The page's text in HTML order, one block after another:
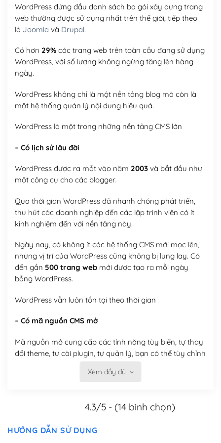
WordPress đứng đầu danh sách ba gói xây dựng trang
web thường được sử dụng nhất trên thế giới, tiếp theo
là Joomla và Drupal.
Có hơn 29%các trang web trên toàn cầu đang sử dụng
WordPress, với số lượng không ngừng tăng lên hàng
ngày.
WordPress không chỉ là một nền tảng blog mà còn là
một hệ thống quản lý nội dung hiệu quả.
WordPress là một trong những nền tảng CMS lớn
– Có lịch sử lâu đời
WordPress được ra mắt vào năm 2003và bắt đầu như
một công cụ cho các blogger.
Qua thời gian WordPress đã nhanh chóng phát triển,
thu hút các doanh nghiệp đến các lập trình viên có ít
kinh nghiệm đến với nền tảng này.
Ngày nay, có không ít các hệ thống CMS mới mọc lên,
nhưng vị trí của WordPress cũng không bị lung lay. Có
đến gần 500 trang webmới được tạo ra mỗi ngày
bằng WordPress.
WordPress vẫn luôn tồn tại theo thời gian
– Có mã nguồn CMS mở
Mã nguồn mở cung cấp các tính năng tùy biến, tự thay
đổi theme, tự cài plugin, tự quản lý, bạn có thể tùy chỉnh
Có thể tùy biến trên website WordPress
Xem đầy đủ
4.3/5 - (14 bình chọn)
HƯỚNG DẪN SỬ DỤNG